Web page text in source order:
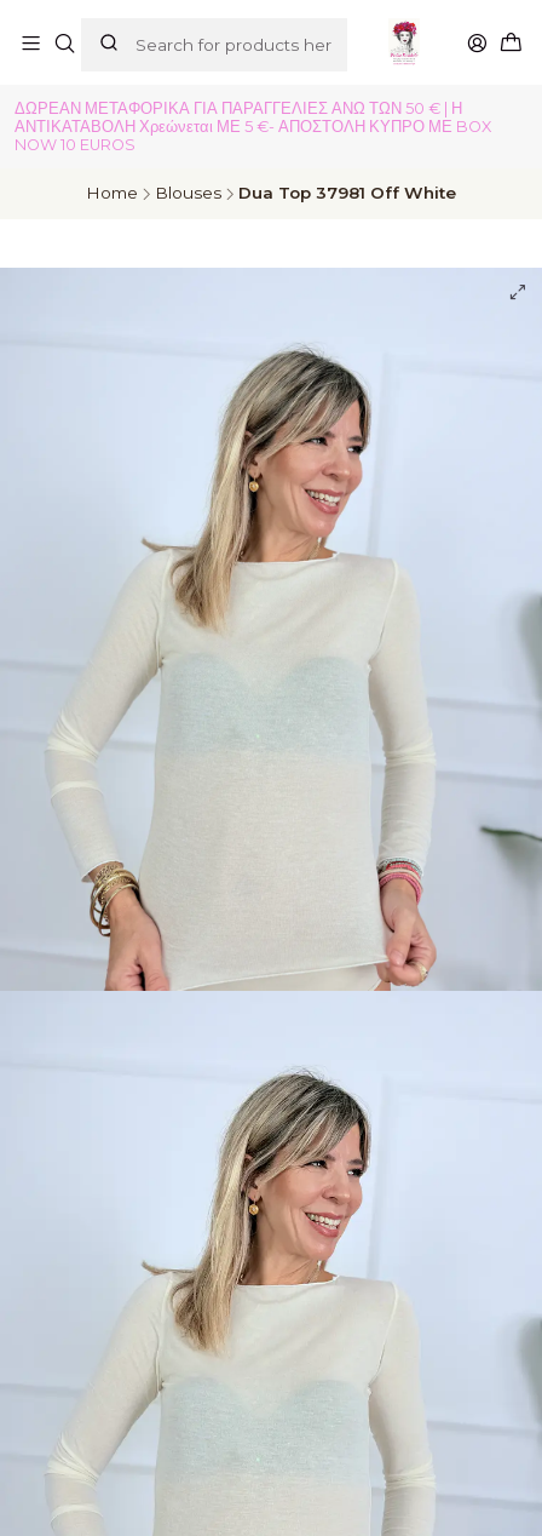
ΔΩΡΕΑΝ ΜΕΤΑΦΟΡΙΚΑ ΓΙΑ ΠΑΡΑΓΓΕΛΙΕΣ ΑΝΩ ΤΩΝ 50 € | Η
ΑΝΤΙΚΑΤΑΒΟΛΗ Χρεώνεται ΜΕ 5 €- ΑΠΟΣΤΟΛΗ ΚΥΠΡΟ ΜΕ BOX
NOW 10 EUROS
Home Blouses Dua Top 37981 Off White